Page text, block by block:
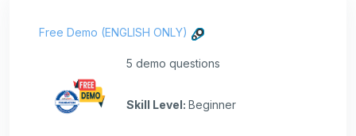
Free Demo (ENGLISH ONLY)
5 demo questions
Skill Level: Beginner